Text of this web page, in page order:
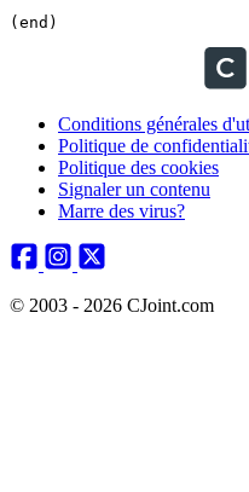
(end)
Conditions générales
Politique de
Politique des cookies
Signaler un contenu
Marre des virus?
© 2003 - 2026 CJoint.com